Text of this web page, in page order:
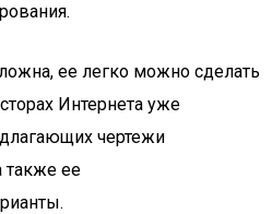
ее легко можно сделать
Интернета уже
чертежи
также ее